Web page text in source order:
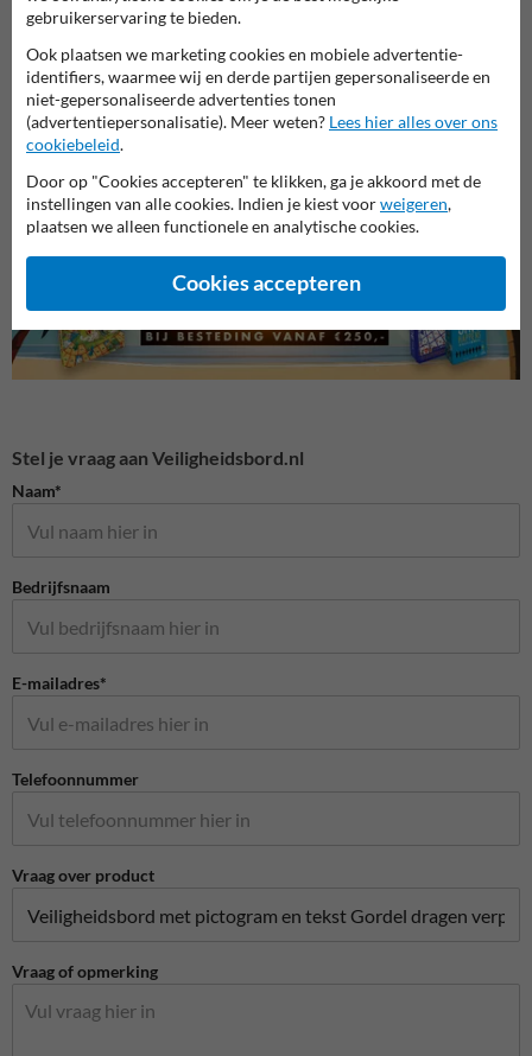
Gebodsborden
Veiligheidsborden voor
Veiligheidsborden
Stel je vraag aan Veiligheidsbord.nl
Naam*
Bedrijfsnaam
E-mailadres*
Telefoonnummer
Vraag over product
Vraag of opmerking
gebruikerservaring te bieden.
Ook plaatsen we marketing cookies en mobiele advertentie-
identifiers, waarmee wij en derde partijen gepersonaliseerde en
niet-gepersonaliseerde advertenties tonen
(advertentiepersonalisatie). Meer weten? Lees hier alles over ons
cookiebeleid.
Door op "Cookies accepteren" te klikken, ga je akkoord met de
instellingen van alle cookies. Indien je kiest voorweigeren,
plaatsen we alleen functionele en analytische cookies.
Cookies accepteren